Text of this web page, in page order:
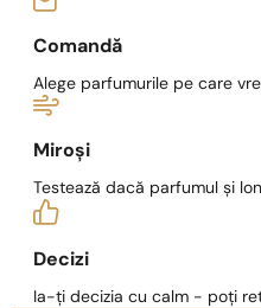
Comandă
Alege parfumurile pe care
Miroși
Testează dacă parfumul și
Decizi
Ia-ți decizia cu calm - poți